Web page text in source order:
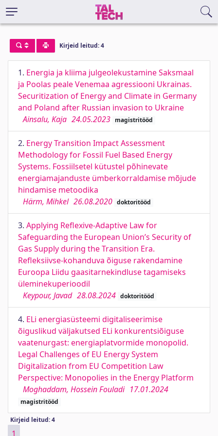
Kirjeid leitud: 4
1. Energia ja kliima julgeolekustamine Saksmaal
ja Poolas peale Venemaa agressiooni Ukrainas.
Securitization of Energy and Climate in Germany
and Poland after Russian invasion to Ukraine
Ainsalu, Kaja 24.05.2023 magistritööd
2. Energy Transition Impact Assessment
Methodology for Fossil Fuel Based Energy
Systems. Fossiilsetel kütustel põhinevate
energiamajanduste ümberkorraldamise mõjude
hindamise metoodika
Härm, Mihkel 26.08.2020 doktoritööd
3. Applying Reflexive-Adaptive Law for
Safeguarding the European Union’s Security of
Gas Supply during the Transition Era.
Refleksiivse-kohanduva õiguse rakendamine
Euroopa Liidu gaasitarnekindluse tagamiseks
üleminekuperioodil
Keypour, Javad 28.08.2024 doktoritööd
4. ELi energiasüsteemi digitaliseerimise
õiguslikud väljakutsed ELi konkurentsiõiguse
vaatenurgast: energiaplatvormide monopolid.
Legal Challenges of EU Energy System
Digitalization from EU Competition Law
Perspective: Monopolies in the Energy Platform
Moghaddam, Hossein Fouladi 17.01.2024
magistritööd
Kirjeid leitud: 4
1